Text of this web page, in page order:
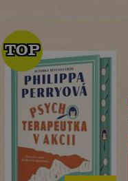
TOP
TOP